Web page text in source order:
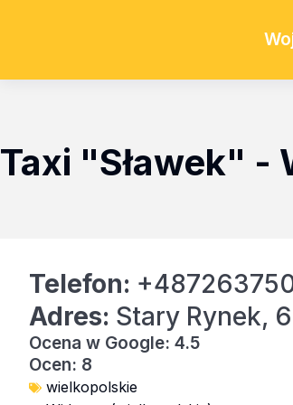
Taxi "Sławek" -
Telefon:
Adres: Stary Rynek,
Ocena w Google: 4.5
Ocen: 8
wielkopolskie